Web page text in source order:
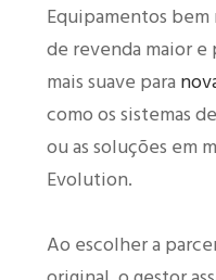
Equipamentos
de revenda maior
mais suave para
como os sistemas
ou as soluções em
Evolution.
Ao escolher a